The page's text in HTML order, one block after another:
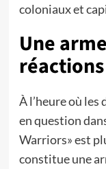
coloniaux et
Une
À l’heure où
en question
Warriors» est
constitue une